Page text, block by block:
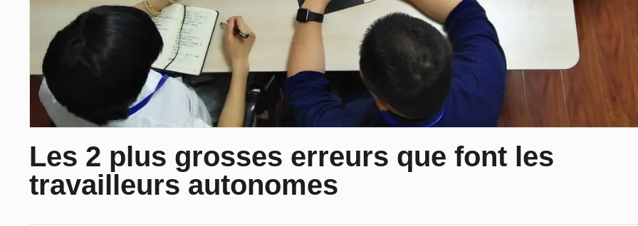
Les 2 plus grosses erreurs que font les
travailleurs autonomes